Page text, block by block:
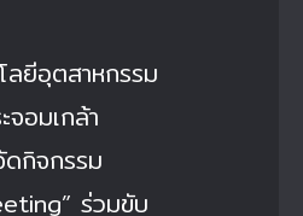
ลยีอุตสาหกรรม
จอมเกล้า
กิจกรรม
ร่วมขับ